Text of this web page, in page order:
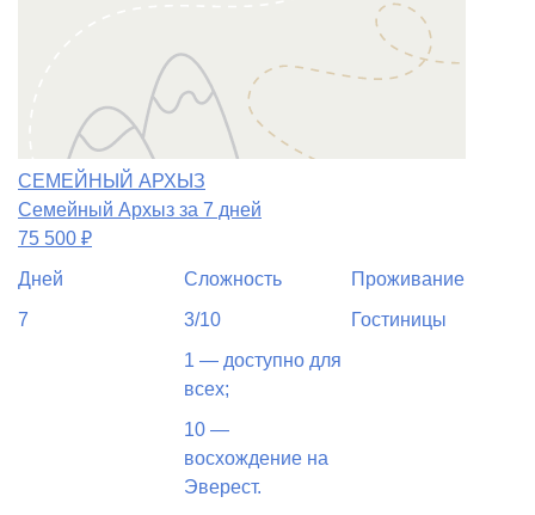
СЕМЕЙНЫЙ АРХЫЗ
Семейный Архыз за 7 дней
75 500 ₽
Дней
7
Сложность
3/10
1 — доступно для
всех;
10 —
восхождение на
Эверест.
Проживание
Гостиницы